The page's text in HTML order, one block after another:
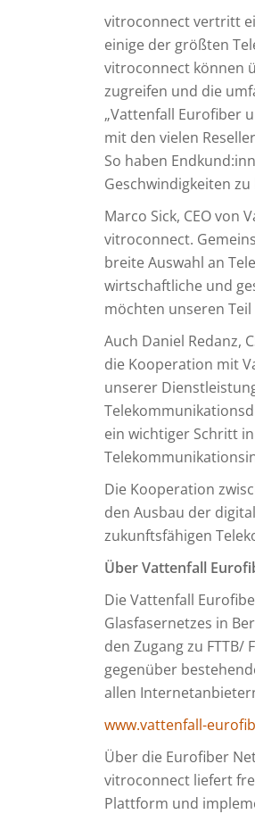
vitroconnect vertritt
einige der größten
vitroconnect können
zugreifen und die
„Vattenfall Eurofiber
mit den vielen
So haben
Geschwindigkeiten
Marco Sick, CEO
vitroconnect.
breite Auswahl an
wirtschaftliche und
möchten unseren
Auch Daniel Redanz,
die Kooperation mit
unserer
ein wichtiger Schritt
Die Kooperation
den Ausbau der
zukunftsfähigen
Über Vattenfall
Die Vattenfall
Glasfasernetzes in
den Zugang zu
gegenüber
allen
www.vattenfall-
Über die Eurofiber
vitroconnect liefert
Plattform und